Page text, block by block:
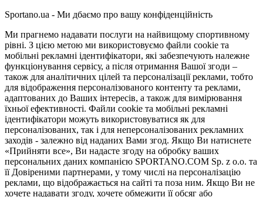
Sportano.ua - Ми дбаємо про вашу конфіденційність
Ми прагнемо надавати послуги на найвищому спортивному
рівні. З цією метою ми використовуємо файли cookie та
мобільні рекламні ідентифікатори, які забезпечують належне
функціонування сервісу, а після отримання Вашої згоди –
також для аналітичних цілей та персоналізації реклами, тобто
для відображення персоналізованого контенту та реклами,
адаптованих до Ваших інтересів, а також для вимірювання
їхньої ефективності. Файли cookie та мобільні рекламні
ідентифікатори можуть використовуватися як для
персоналізованих, так і для неперсоналізованих рекламних
заходів - залежно від наданих Вами згод. Якщо Ви натиснете
«Прийняти все», Ви надасте згоду на обробку ваших
персональних даних компанією SPORTANO.COM Sp. z o.o. та
її Довіреними партнерами, у тому числі на персоналізацію
реклами, що відображається на сайті та поза ним. Якщо Ви не
хочете надавати згоду, хочете обмежити її обсяг або